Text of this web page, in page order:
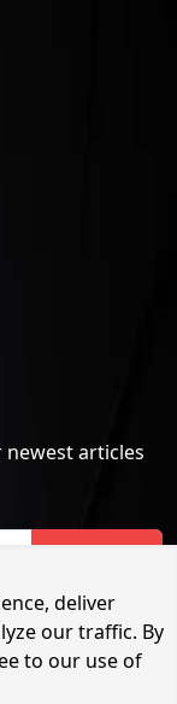
articles
বিডি সংবাদ
deliver
our traffic. By
to our use of